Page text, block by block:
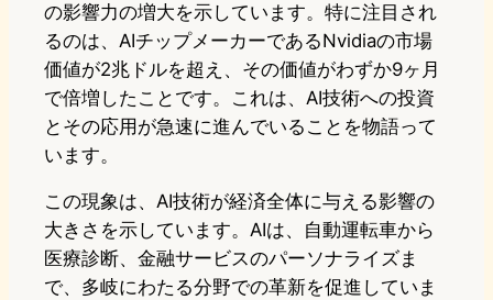
の影響力の増大を示しています。特に注目され
るのは、AIチップメーカーであるNvidiaの市場
価値が2兆ドルを超え、その価値がわずか9ヶ月
で倍増したことです。これは、AI技術への投資
とその応用が急速に進んでいることを物語って
います。
この現象は、AI技術が経済全体に与える影響の
大きさを示しています。AIは、自動運転車から
医療診断、金融サービスのパーソナライズま
で、多岐にわたる分野での革新を促進していま